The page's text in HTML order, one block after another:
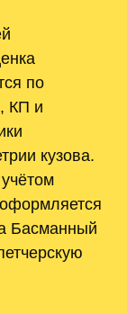
по
КП и
кузова.
Басманный